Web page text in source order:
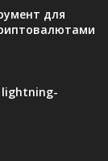
для
lightning-